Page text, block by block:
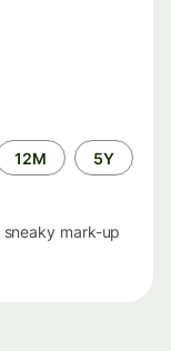
12M 5Y
mark-up